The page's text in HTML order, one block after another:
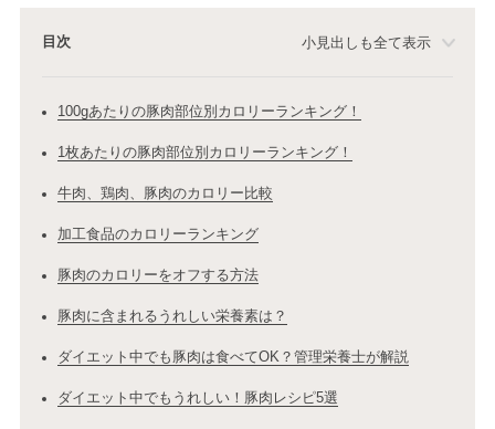
目次 小見出しも全て表示
100gあたりの豚肉部位別カロリーランキング！
1枚あたりの豚肉部位別カロリーランキング！
牛肉、鶏肉、豚肉のカロリー比較
加工食品のカロリーランキング
豚肉のカロリーをオフする方法
豚肉に含まれるうれしい栄養素は？
ダイエット中でも豚肉は食べてOK？管理栄養士が解説
ダイエット中でもうれしい！豚肉レシピ5選